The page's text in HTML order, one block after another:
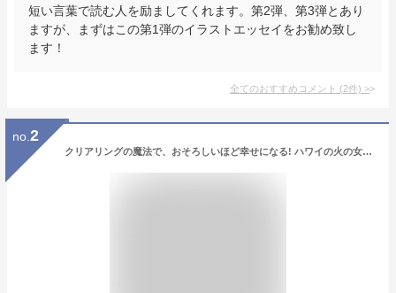
短い言葉で読む人を励ましてくれます。第2弾、第3弾とあり
ますが、まずはこの第1弾のイラストエッセイをお勧め致し
ます！
全てのおすすめコメント (2件) >
no. 2
クリアリングの魔法で、おそろしいほど幸せになる! ハワイの火の女神ペレ様から届いた18のメッセージ